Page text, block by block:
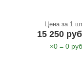
Цена за 1
15 250
×0 = 0